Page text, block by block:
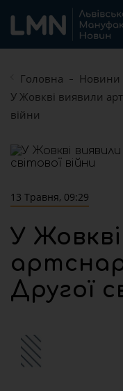
Головна Новини
У Жовкві виявили
війни
13 Травня, 09:29
У
Другої